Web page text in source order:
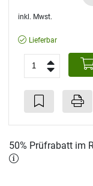
inkl. Mwst.
Lieferbar
50% Prüfrabatt im